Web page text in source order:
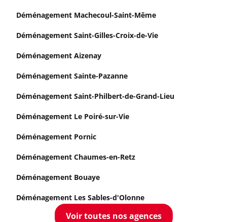
Déménagement Machecoul-Saint-Même
Déménagement Saint-Gilles-Croix-de-Vie
Déménagement Aizenay
Déménagement Sainte-Pazanne
Déménagement Saint-Philbert-de-Grand-Lieu
Déménagement Le Poiré-sur-Vie
Déménagement Pornic
Déménagement Chaumes-en-Retz
Déménagement Bouaye
Déménagement Les Sables-d'Olonne
Voir toutes nos agences